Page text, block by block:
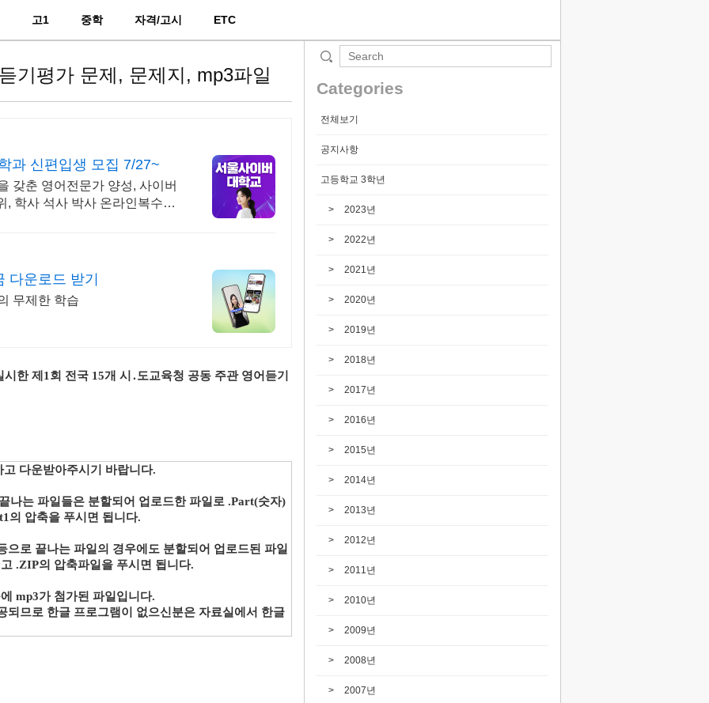
고1 중학 자격/고시 ETC
기평가 문제, 문제지, mp3파일
과 신편입생 모집 7/27~
갖춘 영어전문가 양성, 사이버
, 학사 석사 박사 온라인복수학
다운로드 받기
무제한 학습
한 제1회 전국 15개 시․도교육청 공동 주관 영어듣기
다운받아주시기 바랍니다.
나는 파일들은 분할되어 업로드한 파일로 .Part(숫자)
의 압축을 푸시면 됩니다.
으로 끝나는 파일의 경우에도 분할되어 업로드된 파일
.ZIP의 압축파일을 푸시면 됩니다.
mp3가 첨가된 파일입니다.
되므로 한글 프로그램이 없으신분은 자료실에서 한글
Categories
전체보기
공지사항
고등학교 3학년
2023년
2022년
2021년
2020년
2019년
2018년
2017년
2016년
2015년
2014년
2013년
2012년
2011년
2010년
2009년
2008년
2007년